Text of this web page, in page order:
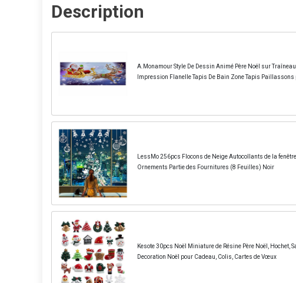
Description
A.Monamour Style De Dessin Animé Père Noël sur Traîneau
Impression Flanelle Tapis De Bain Zone Tapis Paillassons
LessMo 256pcs Flocons de Neige Autocollants de la
Ornements Partie des Fournitures (8 Feuilles) Noir
Kesote 30pcs Noël Miniature de Résine Père Noël, Hochet,
Decoration Noël pour Cadeau, Colis, Cartes de Vœux